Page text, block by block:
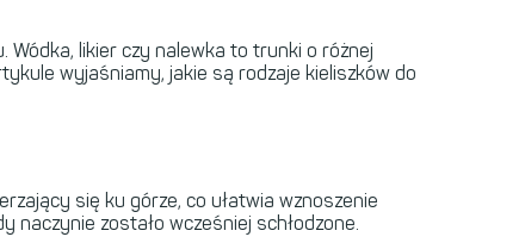
likier czy nalewka to trunki o różnej
wyjaśniamy, jakie są rodzaje kieliszków do
się ku górze, co ułatwia wznoszenie
naczynie zostało wcześniej schłodzone.